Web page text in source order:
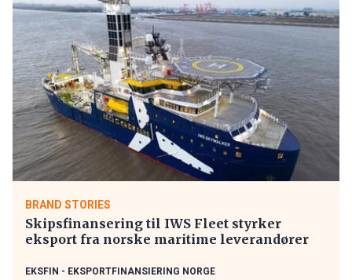
BRAND STORIES
Skipsfinansering til IWS Fleet styrker
eksport fra norske maritime leverandører
EKSFIN - EKSPORTFINANSIERING NORGE